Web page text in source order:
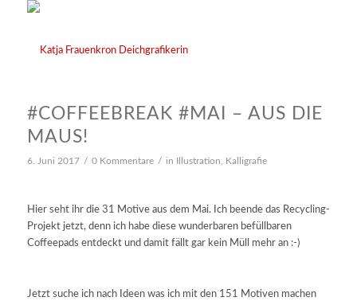
#COFFEEBREAK #MAI – AUS DIE
MAUS!
6. Juni 2017 / 0 Kommentare / in Illustration Kalligrafie
Hier seht ihr die 31 Motive aus dem Mai. Ich beende das Recycling-
Projekt jetzt, denn ich habe diese wunderbaren befüllbaren
Coffeepads entdeckt und damit fällt gar kein Müll mehr an :-)
Jetzt suche ich nach Ideen was ich mit den 151 Motiven machen